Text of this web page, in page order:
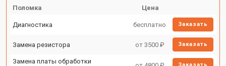
Поломка Цена
Диагностика бесплатно Заказать
Замена резистора от 3500 ₽ Заказать
Замена платы обработки